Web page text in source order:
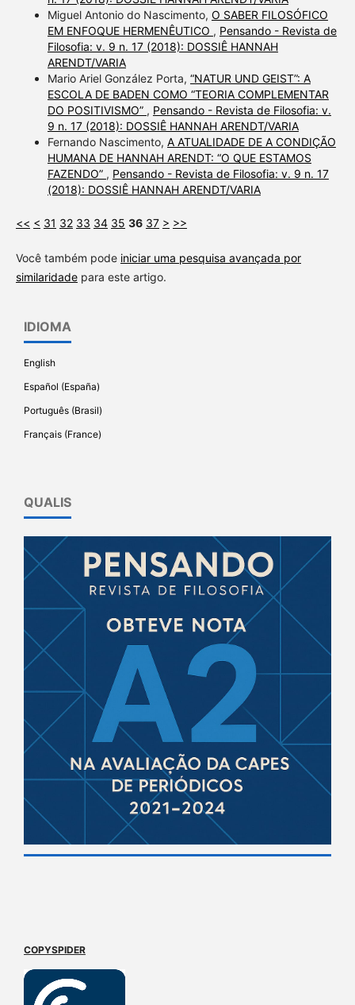
Miguel Antonio do Nascimento, O SABER FILOSÓFICO
EM ENFOQUE HERMENÊUTICO , Pensando - Revista de
Filosofia: v. 9 n. 17 (2018): DOSSIÊ HANNAH
ARENDT/VARIA
Mario Ariel González Porta, “NATUR UND GEIST”: A
ESCOLA DE BADEN COMO “TEORIA COMPLEMENTAR
DO POSITIVISMO” , Pensando - Revista de Filosofia: v.
9 n. 17 (2018): DOSSIÊ HANNAH ARENDT/VARIA
Fernando Nascimento, A ATUALIDADE DE A CONDIÇÃO
HUMANA DE HANNAH ARENDT: “O QUE ESTAMOS
FAZENDO” , Pensando - Revista de Filosofia: v. 9 n. 17
(2018): DOSSIÊ HANNAH ARENDT/VARIA
<< < 31 32 33 34 35 36 37 > >>
Você também pode iniciar uma pesquisa avançada por
similaridadepara este artigo.
IDIOMA
English
Español (España)
Português (Brasil)
Français (France)
QUALIS
COPYSPIDER